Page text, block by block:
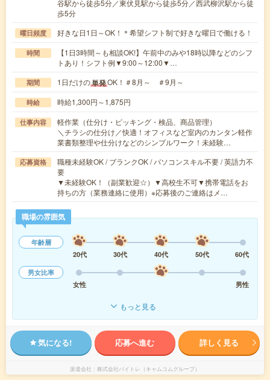
谷駅から徒歩5分／東伏見駅から徒歩5分／西武柳沢駅から徒
歩5分
曜日頻度 好きな日1日～OK！＊希望シフト制で好きな曜日で働ける！
時間
【1日3時間～も相談OK!】午前中のみや18時以降などのシフ
トあり！シフト例▼9:00～12:00▼…
期間 1日だけの単発OK！＃8月～ ＃9月～
時給 時給1,300円～1,875円
仕事内容
軽作業（仕分け・ピッキング・検品、商品管理）
＼チラシの仕分け／快適！オフィスなど室内のカンタン軽作
業書類整理や仕分けなどのシンプルワーク！未経験…
応募資格
職種未経験OK / ブランクOK / パソコンスキル不要 / 英語力不
要
▼未経験OK！（副業歓迎☆）▼高校生不可▼携帯電話をお
持ちの方（業務連絡に使用）※応募後のご連絡はメ…
職場の雰囲気
年齢層
20代
30代 40代 50代
60代
男女比率
女性
男性
もっと見る
気になる! 応募へ進む 詳しく見る
派遣会社 株式会社バイトレ（キャムコムグループ）